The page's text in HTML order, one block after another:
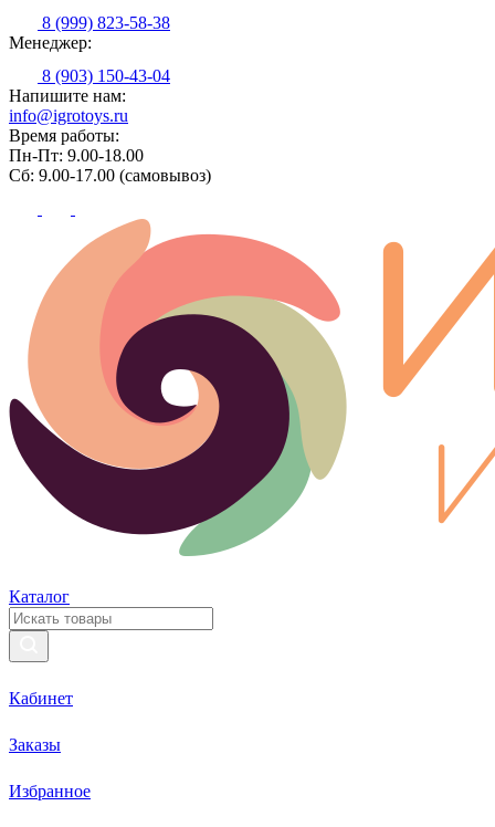
8 (999) 823-58-38
Менеджер:
8 (903) 150-43-04
Напишите нам:
info@igrotoys.ru
Время работы:
Пн-Пт: 9.00-18.00
Сб: 9.00-17.00 (самовывоз)
Каталог
Кабинет
Заказы
Избранное